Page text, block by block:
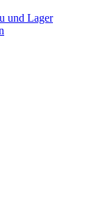
und Lager